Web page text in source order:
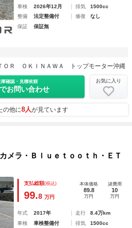
車検
2026年12月 排気
1500cc
整備
法定整備付 修復
なし
保証
保証無
ＯＲ ＯＫＩＮＡＷＡ トップモーター沖縄
庫確認・見積依頼
お問い合わせ
お気に入り
の他に8人が見ています
ラ・Ｂｌｕｅｔｏｏｔｈ・ＥＴ
支払総額(税込)
99.8 万円
本体価格
89.8
万円
諸費用
10
万円
年式 2017年 走行
8.4万km
車検
車検整備付 排気
1500cc